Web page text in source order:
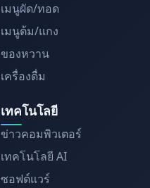
เมนูผัด/ทอด
เมนูต้ม/แกง
ของหวาน
เครื่องดื่ม
เทคโนโลยี
ข่าวคอมพิวเตอร์
เทคโนโลยี AI
ซอฟต์แวร์